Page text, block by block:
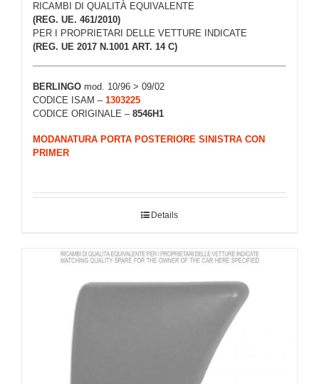
RICAMBI DI QUALITÀ EQUIVALENTE
(REG. UE. 461/2010)
PER I PROPRIETARI DELLE VETTURE INDICATE
(REG. UE 2017 N.1001 ART. 14 C)
BERLINGO mod. 10/96 > 09/02
CODICE ISAM – 1303225
CODICE ORIGINALE – 8546H1
MODANATURA PORTA POSTERIORE SINISTRA CON
PRIMER
Details